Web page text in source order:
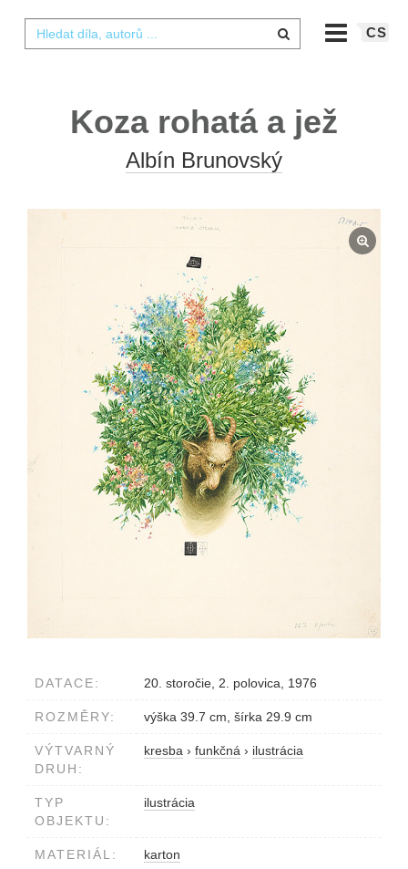
CS
Koza rohatá a jež
Albín Brunovský
DATACE: 20. storočie, 2. polovica, 1976
ROZMĚRY: výška 39.7 cm, šírka 29.9 cm
VÝTVARNÝ
DRUH:
kresba › funkčná › ilustrácia
TYP
OBJEKTU:
ilustrácia
MATERIÁL: karton